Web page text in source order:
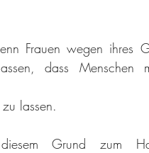
Frauen wegen ihres
dass Menschen
lassen.